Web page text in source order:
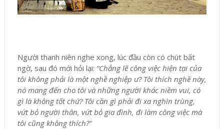
Người thanh niên nghe xong, lúc đầu còn có chút bất
ngờ, sau đó mới hỏi lại: “Chẳng lẽ công việc hiện tại của
tôi không phải là một nghề nghiệp ư? Tôi thích nghề này,
nó mang đến cho tôi và những người khác niềm vui, có
gì là không tốt chứ? Tôi cần gì phải đi xa nghìn trùng,
vứt bỏ người thân, vứt bỏ gia đình, đi làm công việc mà
tôi cũng không thích?“